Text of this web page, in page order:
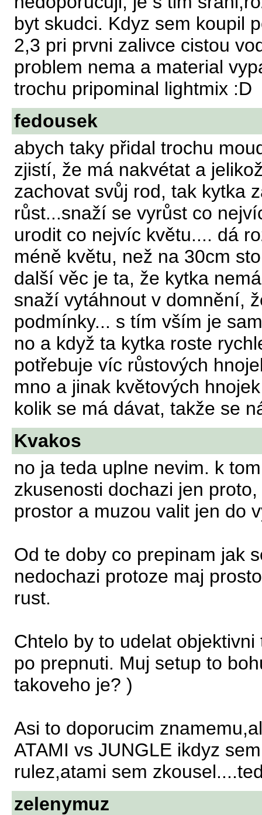
byt skudci. Kdyz sem koupil
2,3 pri prvni zalivce cistou
problem nema a material
trochu pripominal lightmix :D
fedousek
abych taky přidal trochu
zjistí, že má nakvétat a
zachovat svůj rod, tak kytka
růst...snaží se vyrůst co
urodit co nejvíc květu.... dá
méně květu, než na 30cm
další věc je ta, že kytka
snaží vytáhnout v domnění,
podmínky... s tím vším je
no a když ta kytka roste
potřebuje víc růstových
mno a jinak květových
kolik se má dávat, takže se
Kvakos
no ja teda uplne nevim. k
zkusenosti dochazi jen
prostor a muzou valit jen do
Od te doby co prepinam jak
nedochazi protoze maj
rust.
Chtelo by to udelat
po prepnuti. Muj setup to
takoveho je? )
Asi to doporucim
ATAMI vs JUNGLE ikdyz
rulez,atami sem
zelenymuz